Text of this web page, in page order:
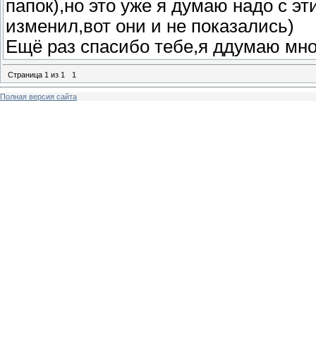
папок),но это уже я думаю надо с
изменил,вот они и не показались)
Ещё раз спасибо тебе,я ддумаю
Страница 1 из 1 1
Полная версия сайта